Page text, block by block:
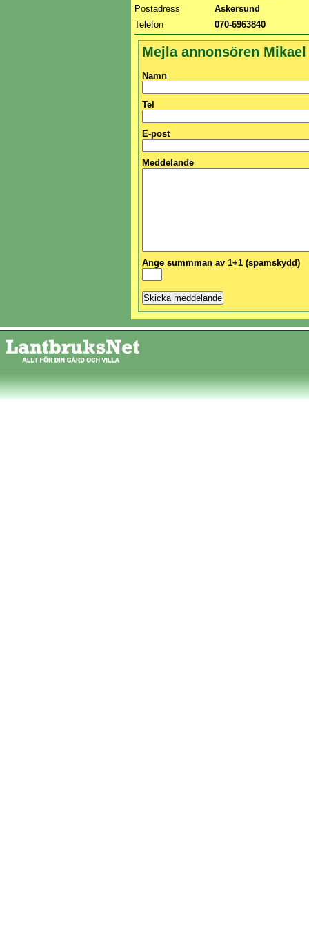
Postadress
Askersund
Telefon
070-6963840
Mejla annonsören
Namn
Tel
E-post
Meddelande
Ange summman av 1+1 (spamskydd)